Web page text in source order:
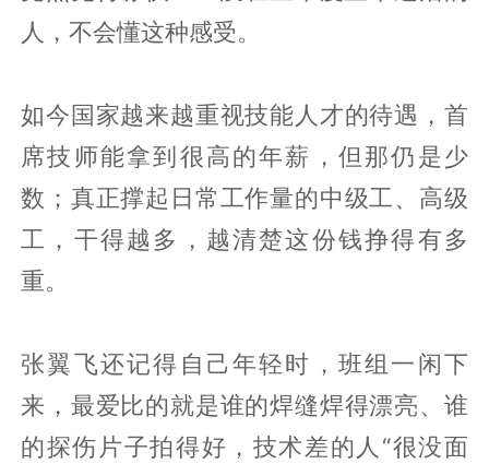
人，不会懂这种感受。
如今国家越来越重视技能人才的待遇，首
席技师能拿到很高的年薪，但那仍是少
数；真正撑起日常工作量的中级工、高级
工，干得越多，越清楚这份钱挣得有多
重。
张翼飞还记得自己年轻时，班组一闲下
来，最爱比的就是谁的焊缝焊得漂亮、谁
的探伤片子拍得好，技术差的人“很没面